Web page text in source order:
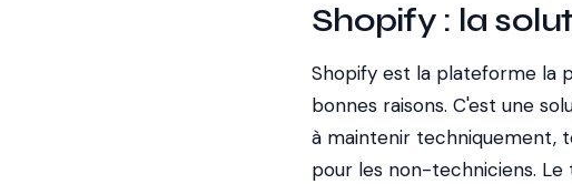
Shopify : la
Shopify est la plateforme la
bonnes raisons. C'est une
à maintenir techniquement,
pour les non-techniciens.